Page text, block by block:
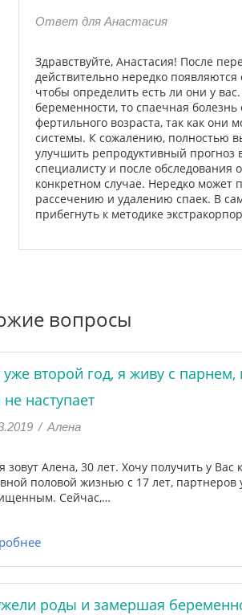
Ответ для Анастасия
Здравствуйте, Анастасия! После
действительно нередко
чтобы определить есть ли они у
беременности, то спаечная
фертильного возраста, так как они
системы. К сожалению, полностью
улучшить репродуктивный прогноз
специалисту и после обследования
конкретном случае. Нередко может
рассечению и удалению спаек. В
прибегнуть к методике
вопросы
уже второй год, я живу с
наступает
/ Алена
зовут Алена, 30 лет. Хочу получить у
половой жизнью с 17 лет, партнеров
Сейчас,…
роды и замершая